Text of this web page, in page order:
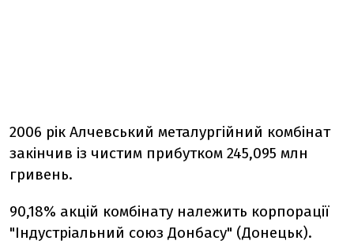
2006 рік Алчевський металургійний комбінат
закінчив із чистим прибутком 245,095 млн
гривень.
90,18% акцій комбінату належить корпорації
"Індустріальний союз Донбасу" (Донецьк).